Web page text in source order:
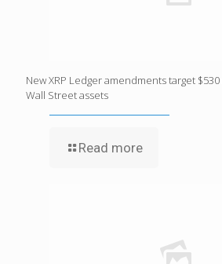
New XRP Ledger amendments target
Wall Street assets
Read more